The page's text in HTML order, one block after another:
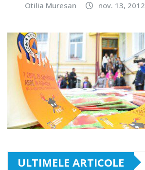
Otilia Muresan nov. 13, 2012
ULTIMELE ARTICOLE